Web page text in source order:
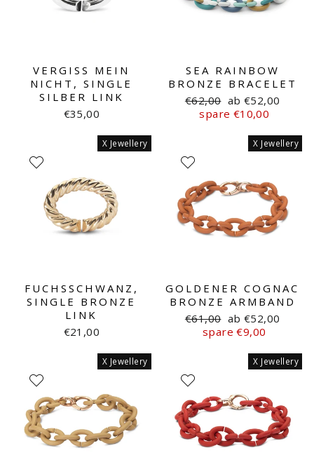
VERGISS MEIN
NICHT, SINGLE
SILBER LINK
€35,00
SEA RAINBOW
BRONZE BRACELET
Normaler
Preis
€62,00 Sonderpreis
ab €52,00
spare €10,00
X Jewellery
FUCHSSCHWANZ,
SINGLE BRONZE
LINK
€21,00
X Jewellery
GOLDENER COGNAC
BRONZE ARMBAND
Normaler
Preis
€61,00 Sonderpreis
ab €52,00
spare €9,00
X Jewellery X Jewellery